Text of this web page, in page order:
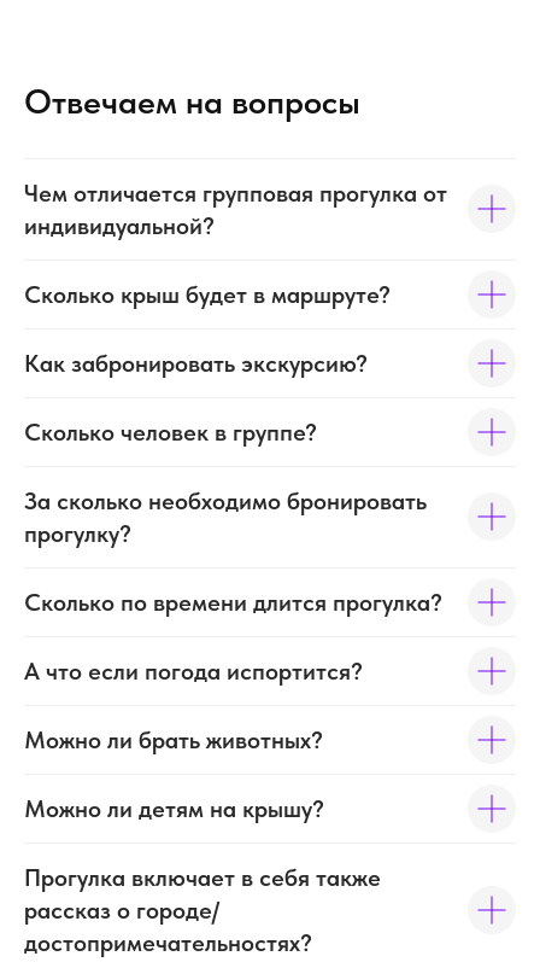
Отвечаем на вопросы
Чем отличается групповая прогулка от
индивидуальной?
Сколько крыш будет в маршруте?
Как забронировать экскурсию?
Сколько человек в группе?
За сколько необходимо бронировать
прогулку?
Сколько по времени длится прогулка?
А что если погода испортится?
Можно ли брать животных?
Можно ли детям на крышу?
Прогулка включает в себя также
рассказ о городе/
достопримечательностях?
Контакты